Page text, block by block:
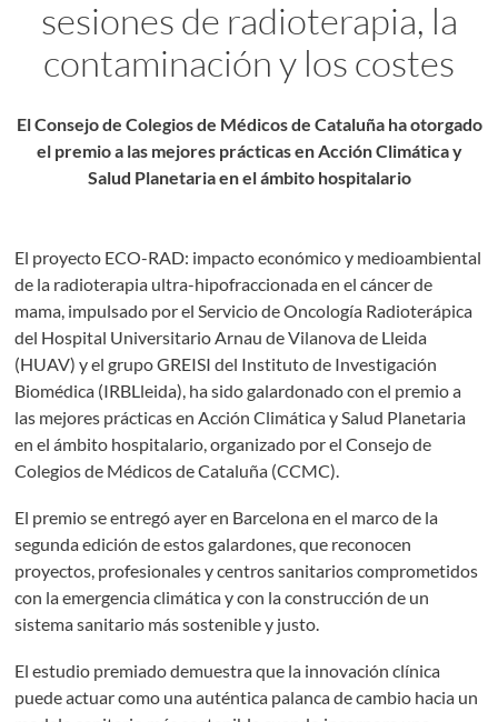
sesiones de radioterapia, la
contaminación y los costes
El Consejo de Colegios de Médicos de Cataluña ha otorgado
el premio a las mejores prácticas en Acción Climática y
Salud Planetaria en el ámbito hospitalario
El proyecto ECO-RAD: impacto económico y medioambiental
de la radioterapia ultra-hipofraccionada en el cáncer de
mama, impulsado por el Servicio de Oncología Radioterápica
del Hospital Universitario Arnau de Vilanova de Lleida
(HUAV) y el grupo GREISI del Instituto de Investigación
Biomédica (IRBLleida), ha sido galardonado con el premio a
las mejores prácticas en Acción Climática y Salud Planetaria
en el ámbito hospitalario, organizado por el Consejo de
Colegios de Médicos de Cataluña (CCMC).
El premio se entregó ayer en Barcelona en el marco de la
segunda edición de estos galardones, que reconocen
proyectos, profesionales y centros sanitarios comprometidos
con la emergencia climática y con la construcción de un
sistema sanitario más sostenible y justo.
El estudio premiado demuestra que la innovación clínica
puede actuar como una auténtica palanca de cambio hacia un